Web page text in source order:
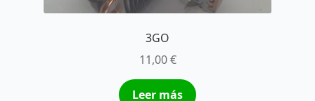
3GO
11,00€
Leer más